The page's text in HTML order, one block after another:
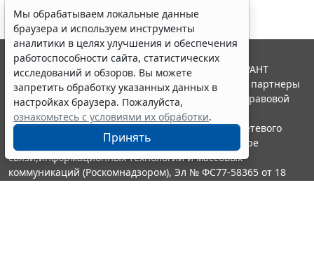
Мы обрабатываем локальные данные
браузера и используем инструменты
аналитики в целях улучшения и обеспечения
работоспособности сайта, статистических
исследований и обзоров. Вы можете
запретить обработку указанных данных в
настройках браузера. Пожалуйста,
ознакомьтесь с условиями их обработки.
Принять
© ООО "НПП "ГАРАНТ-СЕРВИС", 2026. Система ГАРАНТ
выпускается с 1990 года. Компания "Гарант" и ее партнеры
являются участниками Российской ассоциации правовой
информации ГАРАНТ.
Портал ГАРАНТ.РУ зарегистрирован в качестве сетевого
издания Федеральной службой по надзору в сфере
связи,информационных технологий и массовых
коммуникаций (Роскомнадзором), Эл № ФС77-58365 от 18